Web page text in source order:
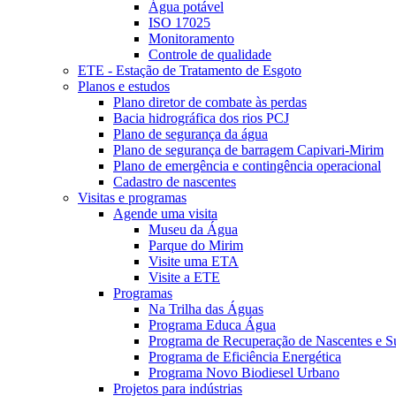
Água potável
ISO 17025
Monitoramento
Controle de qualidade
ETE - Estação de Tratamento de Esgoto
Planos e estudos
Plano diretor de combate às perdas
Bacia hidrográfica dos rios PCJ
Plano de segurança da água
Plano de segurança de barragem Capivari-Mirim
Plano de emergência e contingência operacional
Cadastro de nascentes
Visitas e programas
Agende uma visita
Museu da Água
Parque do Mirim
Visite uma ETA
Visite a ETE
Programas
Na Trilha das Águas
Programa Educa Água
Programa de Recuperação de Nascentes e
Programa de Eficiência Energética
Programa Novo Biodiesel Urbano
Projetos para indústrias